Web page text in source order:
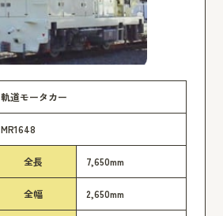
軌道モータカー
MR1648
全長 7,650mm
全幅 2,650mm